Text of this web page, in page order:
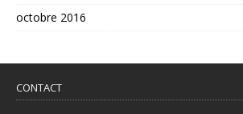
octobre 2016
CONTACT